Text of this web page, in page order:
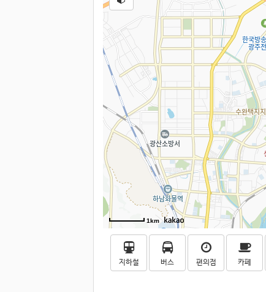
1km
지하철 버스 편의점 카페